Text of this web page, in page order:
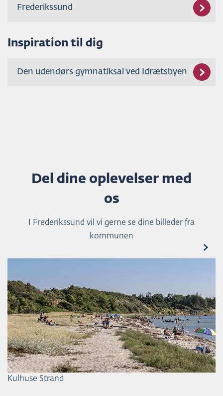
Frederikssund
Inspiration til dig
Den udendørs gymnatiksal ved Idrætsbyen
Del dine oplevelser med
os
I Frederikssund vil vi gerne se dine billeder fra
kommunen
Kulhuse Strand